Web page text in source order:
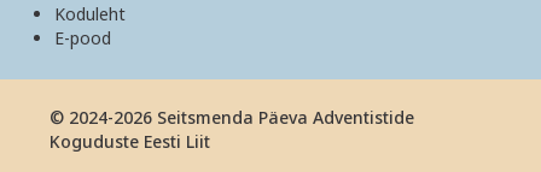
Koduleht
E-pood
© 2024-2026 Seitsmenda Päeva Adventistide
Koguduste Eesti Liit